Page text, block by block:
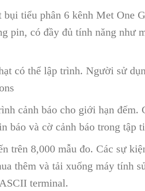
bụi tiểu phân 6 kênh Met One
pin, có đầy đủ tính năng như
có thể lập trình. Người sử
cảnh báo cho giới hạn đếm.
báo và cờ cảnh báo trong tập
trên 8,000 mẫu đo. Các sự
thêm và tải xuống máy tính
terminal.